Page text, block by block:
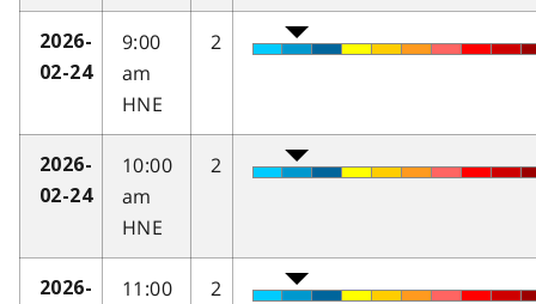
2026-
02-24
9:00
am
HNE
2
2026-
02-24
10:00
am
HNE
2
2026-
11:00
2